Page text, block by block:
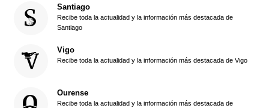
Santiago
Recibe toda la actualidad y la información más destacada de
Santiago
Vigo
Recibe toda la actualidad y la información más destacada de Vigo
Ourense
Recibe toda la actualidad y la información más destacada de